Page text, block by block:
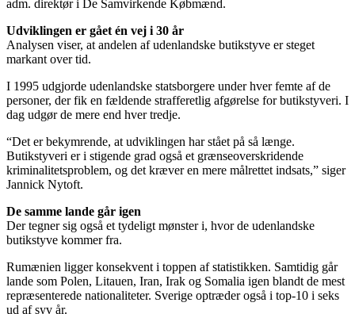
adm. direktør i De Samvirkende Købmænd.
Udviklingen er gået én vej i 30 år
Analysen viser, at andelen af udenlandske butikstyve er steget
markant over tid.
I 1995 udgjorde udenlandske statsborgere under hver femte af de
personer, der fik en fældende strafferetlig afgørelse for butikstyveri. I
dag udgør de mere end hver tredje.
“Det er bekymrende, at udviklingen har stået på så længe.
Butikstyveri er i stigende grad også et grænseoverskridende
kriminalitetsproblem, og det kræver en mere målrettet indsats,” siger
Jannick Nytoft.
De samme lande går igen
Der tegner sig også et tydeligt mønster i, hvor de udenlandske
butikstyve kommer fra.
Rumænien ligger konsekvent i toppen af statistikken. Samtidig går
lande som Polen, Litauen, Iran, Irak og Somalia igen blandt de mest
repræsenterede nationaliteter. Sverige optræder også i top-10 i seks
ud af syv år.